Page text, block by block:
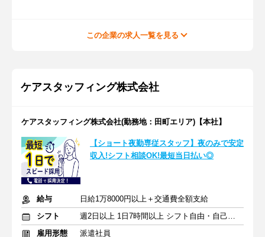
この企業の求人一覧を見る
ケアスタッフィング株式会社
ケアスタッフィング株式会社(勤務地：田町エリア)【本社】
【ショート夜勤専従スタッフ】夜のみで安定
収入!シフト相談OK!最短当日払い◎
給与
日給1万8000円以上＋交通費全額支給
シフト
週2日以上 1日7時間以上 シフト自由・自己申告
雇用形態
派遣社員